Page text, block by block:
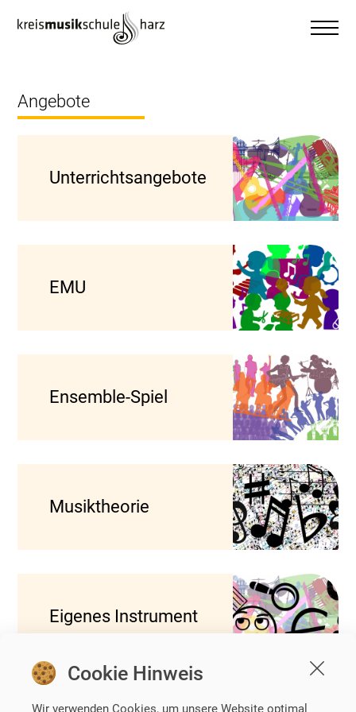
Angebote
Unterrichtsangebote
EMU
Ensemble-Spiel
Musiktheorie
Eigenes Instrument
Cookie Hinweis
Wir verwenden Cookies, um unsere Website optimal